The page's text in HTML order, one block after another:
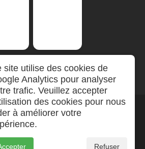
site utilise des cookies de
Analytics pour analyser
trafic. Veuillez accepter
des cookies pour nous
à améliorer votre
Refuser